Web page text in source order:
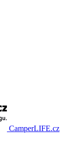
CamperLIFE.cz